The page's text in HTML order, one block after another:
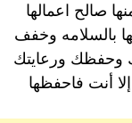
صالح اعمالها
بالسلامه وخفف
وحفظك ورعايتك
أنت فاحفظها